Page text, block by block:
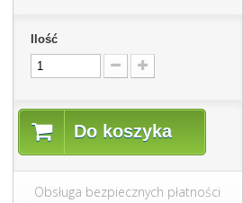
Ilość
Do koszyka
Obsługa bezpiecznych płatności